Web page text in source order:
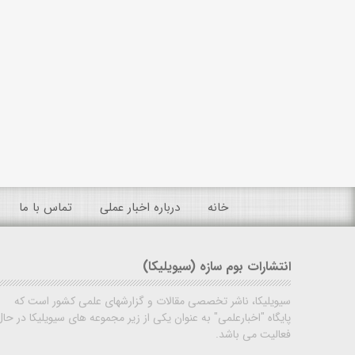
خانه درباره اخبار عملی تماس با ما
انتشارات بوم سازه (سیویلیکا)
سیویلیکا، ناشر تخصصی مقالات و گزارشهای علمی کشور است که
پایگاه "اخبارعلمی" به عنوان یکی از زیر مجموعه های سیویلیکا در
فعالیت می باشد.